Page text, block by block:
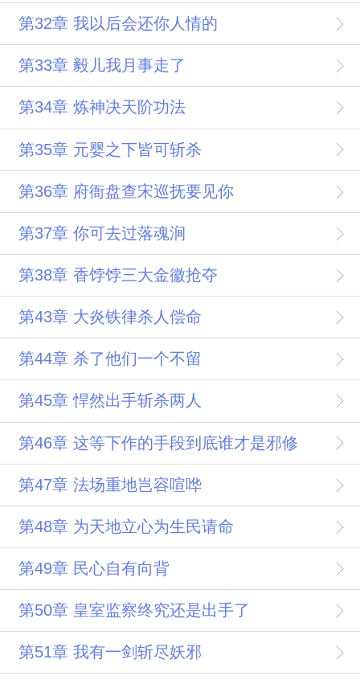
第32章 我以后会还你人情的
第33章 毅儿我月事走了
第34章 炼神决天阶功法
第35章 元婴之下皆可斩杀
第36章 府衙盘查宋巡抚要见你
第37章 你可去过落魂涧
第38章 香饽饽三大金徽抢夺
第43章 大炎铁律杀人偿命
第44章 杀了他们一个不留
第45章 悍然出手斩杀两人
第46章 这等下作的手段到底谁才是邪修
第47章 法场重地岂容喧哗
第48章 为天地立心为生民请命
第49章 民心自有向背
第50章 皇室监察终究还是出手了
第51章 我有一剑斩尽妖邪